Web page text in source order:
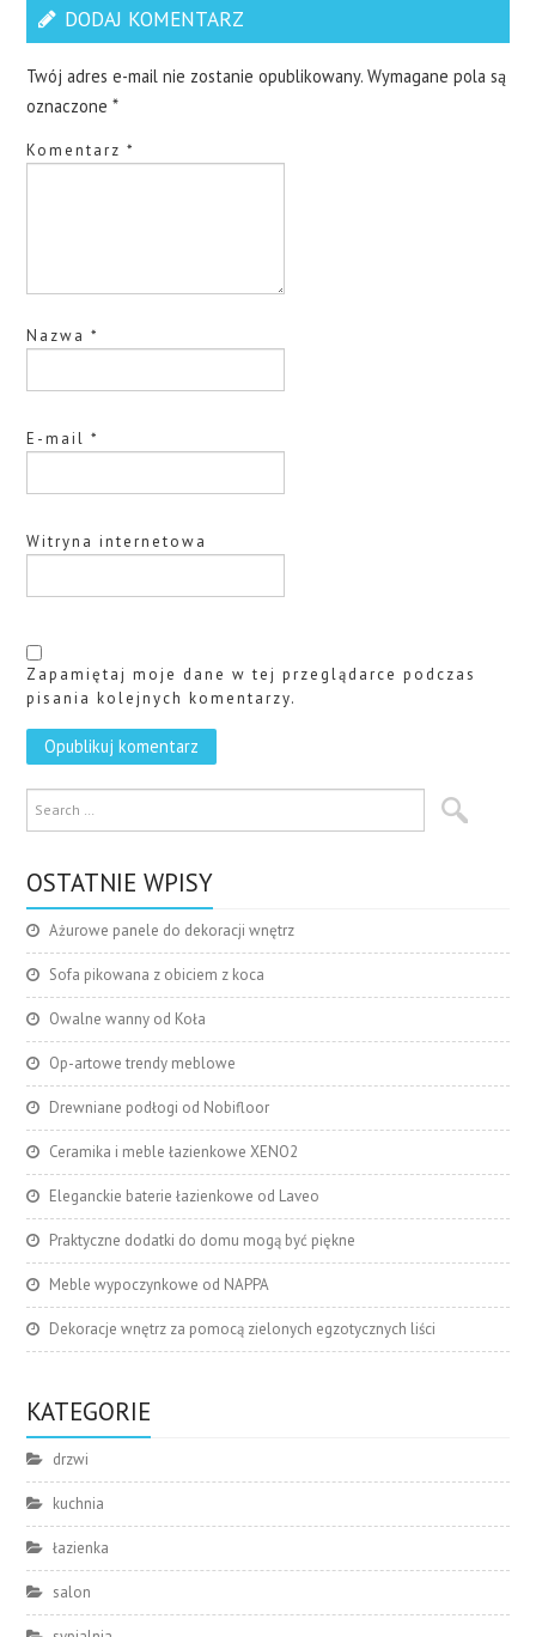
DODAJ KOMENTARZ
Twój adres e-mail nie zostanie opublikowany. Wymagane pola są
oznaczone*
Komentarz*
Nazwa*
E-mail*
Witryna internetowa
Zapamiętaj moje dane w tej przeglądarce podczas
pisania kolejnych komentarzy.
OSTATNIE WPISY
Ażurowe panele do dekoracji wnętrz
Sofa pikowana z obiciem z koca
Owalne wanny od Koła
Op-artowe trendy meblowe
Drewniane podłogi od Nobifloor
Ceramika i meble łazienkowe XENO2
Eleganckie baterie łazienkowe od Laveo
Praktyczne dodatki do domu mogą być piękne
Meble wypoczynkowe od NAPPA
Dekoracje wnętrz za pomocą zielonych egzotycznych liści
KATEGORIE
drzwi
kuchnia
łazienka
salon